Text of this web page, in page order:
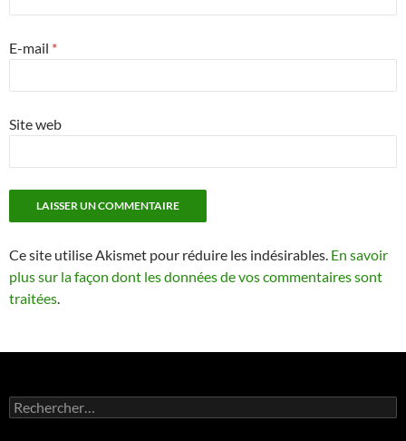
E-mail *
Site web
Ce site utilise Akismet pour réduire les indésirables. En savoir
plus sur la façon dont les données de vos commentaires sont
traitées.
Rechercher :